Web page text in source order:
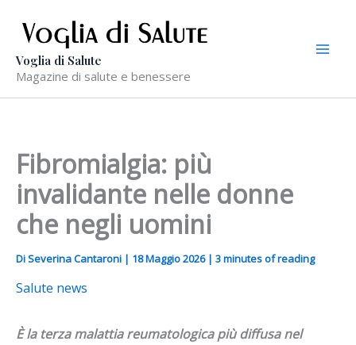
contenuto
Voglia di Salute
Magazine di salute e benessere
Fibromialgia: più
invalidante nelle donne
che negli uomini
DiSeverina Cantaroni | 18 Maggio 2026 | 3 minutes of reading
Salute news
È la terza malattia reumatologica più diffusa nel